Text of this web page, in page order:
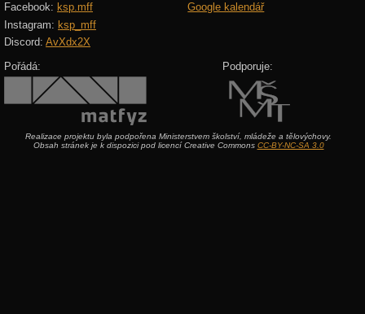
Facebook: ksp.mff
Instagram: ksp_mff
Discord: AvXdx2X
Google kalendář
Pořádá: Podporuje:
Realizace projektu byla podpořena Ministerstvem školství, mládeže a tělovýchovy.
Obsah stránek je k dispozici pod licencí Creative Commons CC-BY-NC-SA 3.0